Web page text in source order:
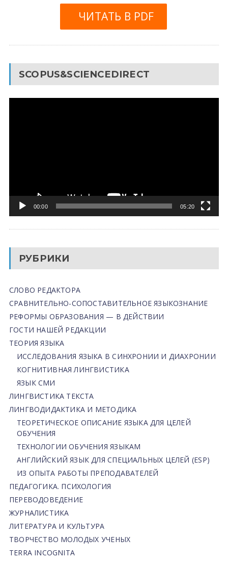
ЧИТАТЬ В PDF
SCOPUS&SCIENCEDIRECT
00:00 05:20
РУБРИКИ
СЛОВО РЕДАКТОРА
СРАВНИТЕЛЬНО-СОПОСТАВИТЕЛЬНОЕ ЯЗЫКОЗНАНИЕ
РЕФОРМЫ ОБРАЗОВАНИЯ — В ДЕЙСТВИИ
ГОСТИ НАШЕЙ РЕДАКЦИИ
ТЕОРИЯ ЯЗЫКА
ИССЛЕДОВАНИЯ ЯЗЫКА В СИНХРОНИИ И ДИАХРОНИИ
КОГНИТИВНАЯ ЛИНГВИСТИКА
ЯЗЫК СМИ
ЛИНГВИСТИКА ТЕКСТА
ЛИНГВОДИДАКТИКА И МЕТОДИКА
ТЕОРЕТИЧЕСКОЕ ОПИСАНИЕ ЯЗЫКА ДЛЯ ЦЕЛЕЙ
ОБУЧЕНИЯ
ТЕХНОЛОГИИ ОБУЧЕНИЯ ЯЗЫКАМ
АНГЛИЙСКИЙ ЯЗЫК ДЛЯ СПЕЦИАЛЬНЫХ ЦЕЛЕЙ (ESP)
ИЗ ОПЫТА РАБОТЫ ПРЕПОДАВАТЕЛЕЙ
ПЕДАГОГИКА. ПСИХОЛОГИЯ
ПЕРЕВОДОВЕДЕНИЕ
ЖУРНАЛИСТИКА
ЛИТЕРАТУРА И КУЛЬТУРА
ТВОРЧЕСТВО МОЛОДЫХ УЧЕНЫХ
TERRA INCOGNITA